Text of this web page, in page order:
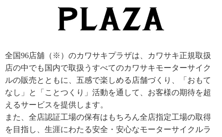
全国96店舖（※）のカワサキプラザは、カワサキ正規取扱
店の中でも国内で取扱うすべてのカワサキモーターサイク
ルの販売とともに、五感で楽しめる店舗づくり、「おもて
なし」と「ことつくり」活動を通して、お客様の期待を超
えるサービスを提供します。
また、全店認証工場の保有はもちろん全店指定工場の取得
を目指し、生涯にわたる安全・安心なモーターサイクルラ